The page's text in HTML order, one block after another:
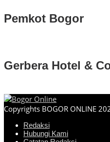
Pemkot Bogor
Gerbera Hotel &
Copyrights BOGOR ONLINE
Redaksi
Hubungi Kami